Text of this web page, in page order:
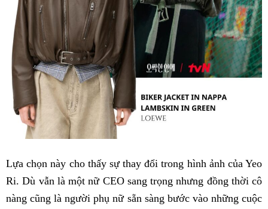
Lựa chọn này cho thấy sự thay đổi trong hình ảnh của Yeo
Ri. Dù vẫn là một nữ CEO sang trọng nhưng đồng thời cô
nàng cũng là người phụ nữ sẵn sàng bước vào những cuộc